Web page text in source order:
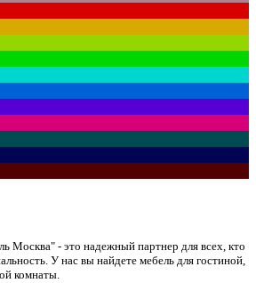
Москва" - это надежный партнер для всех, кто
У нас вы найдете мебель для гостиной,
комнаты.